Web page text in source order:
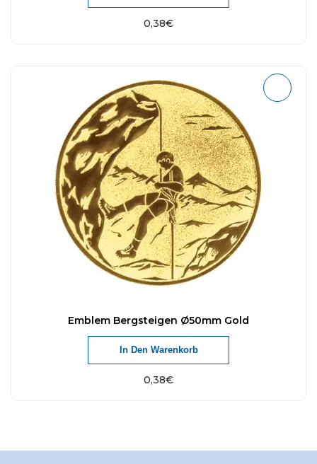
0,38€
Emblem Bergsteigen Ø50mm Gold
0,38€
In Den Warenkorb